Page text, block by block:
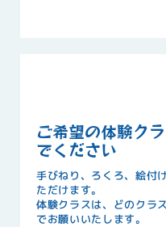
ご希望の体験ク
でください
手びねり、ろくろ、絵付
ただけます。
体験クラスは、どのクラ
でお願いいたします。